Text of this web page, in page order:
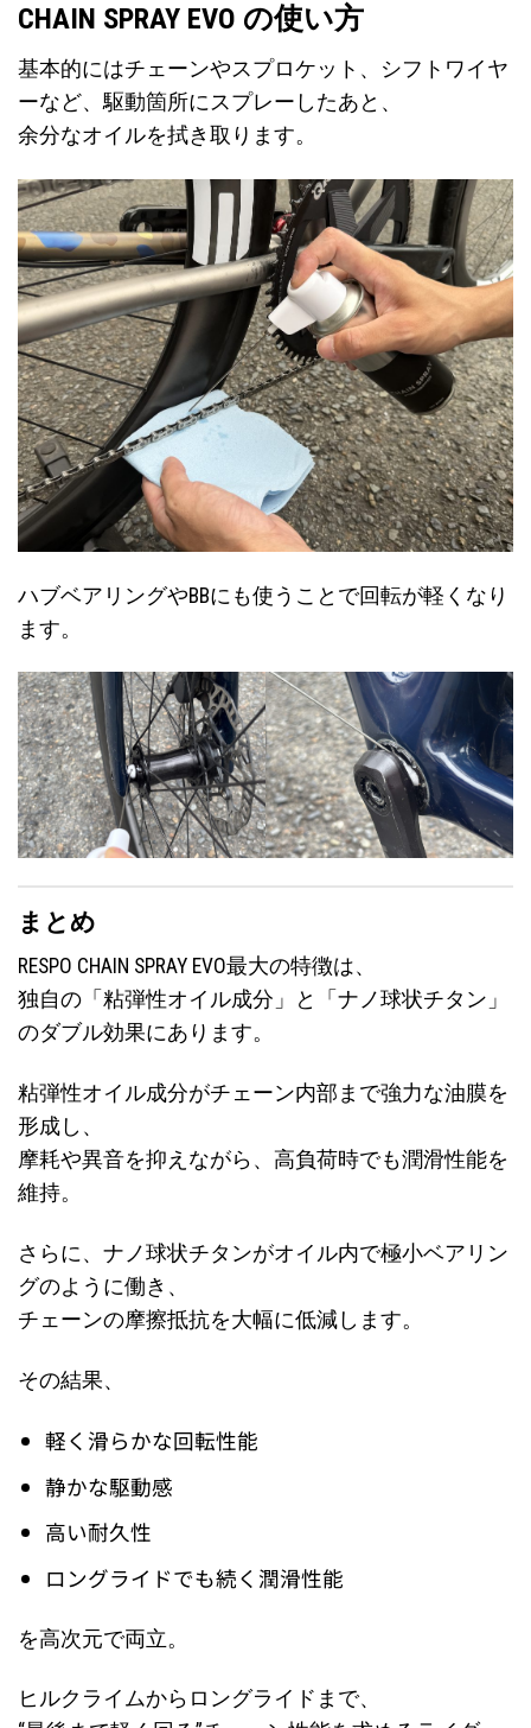
CHAIN SPRAY EVO の使い方
基本的にはチェーンやスプロケット、シフトワイヤ
ーなど、駆動箇所にスプレーしたあと、
余分なオイルを拭き取ります。
ハブベアリングやBBにも使うことで回転が軽くなり
ます。
まとめ
RESPO CHAIN SPRAY EVO最大の特徴は、
独自の「粘弾性オイル成分」と「ナノ球状チタン」
のダブル効果にあります。
粘弾性オイル成分がチェーン内部まで強力な油膜を
形成し、
摩耗や異音を抑えながら、高負荷時でも潤滑性能を
維持。
さらに、ナノ球状チタンがオイル内で極小ベアリン
グのように働き、
チェーンの摩擦抵抗を大幅に低減します。
その結果、
軽く滑らかな回転性能
静かな駆動感
高い耐久性
ロングライドでも続く潤滑性能
を高次元で両立。
ヒルクライムからロングライドまで、